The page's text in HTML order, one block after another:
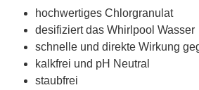
hochwertiges Chlorgranulat
desifiziert das Whirlpool Wasser
schnelle und direkte Wirkung
kalkfrei und pH Neutral
staubfrei